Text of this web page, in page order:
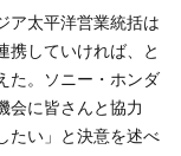
ア太平洋営業統括は
携していければ、と
た。ソニー・ホンダ
会に皆さんと協力
たい」と決意を述べ